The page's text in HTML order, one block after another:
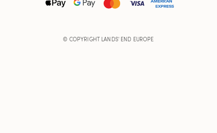
© COPYRIGHT LANDS' END EUROPE